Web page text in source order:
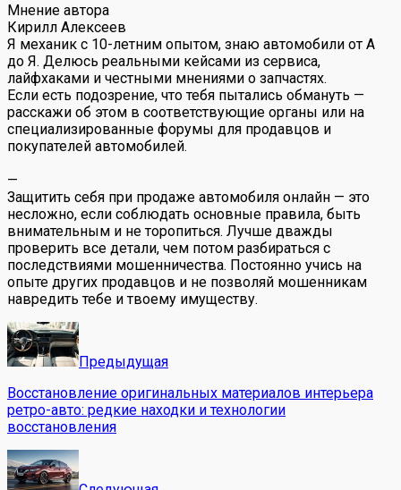
Мнение автора
Кирилл Алексеев
Я механик с 10-летним опытом, знаю автомобили от А
до Я. Делюсь реальными кейсами из сервиса,
лайфхаками и честными мнениями о запчастях.
Если есть подозрение, что тебя пытались обмануть —
расскажи об этом в соответствующие органы или на
специализированные форумы для продавцов и
покупателей автомобилей.
—
Защитить себя при продаже автомобиля онлайн — это
несложно, если соблюдать основные правила, быть
внимательным и не торопиться. Лучше дважды
проверить все детали, чем потом разбираться с
последствиями мошенничества. Постоянно учись на
опыте других продавцов и не позволяй мошенникам
навредить тебе и твоему имуществу.
Предыдущая
Восстановление оригинальных материалов интерьера
ретро-авто: редкие находки и технологии
восстановления